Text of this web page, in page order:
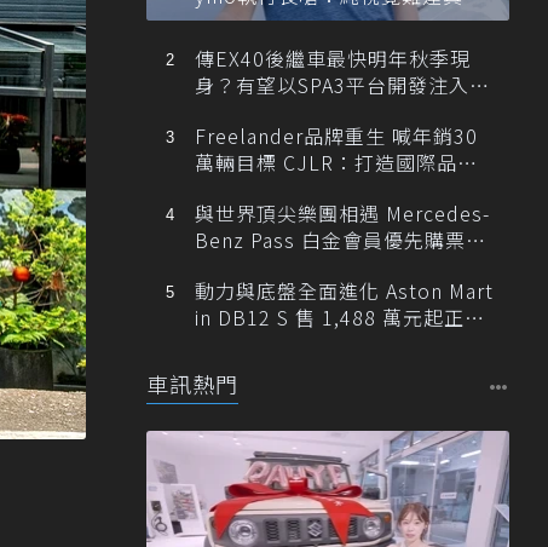
自動駕駛
傳EX40後繼車最快明年秋季現
身？有望以SPA3平台開發注入80
Freelander品牌重生 喊年銷30
萬輛目標 CJLR：打造國際品牌
與世界頂尖樂團相遇 Mercedes-
Benz Pass 白金會員優先購票維
動力與底盤全面進化 Aston Mart
in DB12 S 售 1,488 萬元起正式
車訊熱門